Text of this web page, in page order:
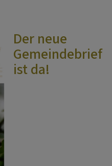
Der neue
Gemeindebrief
ist da!